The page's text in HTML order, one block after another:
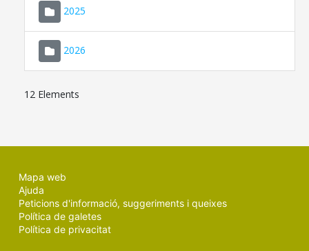
2025
2026
12 Elements
Mapa web
Ajuda
Peticions d'informació, suggeriments i queixes
Política de galetes
Política de privacitat